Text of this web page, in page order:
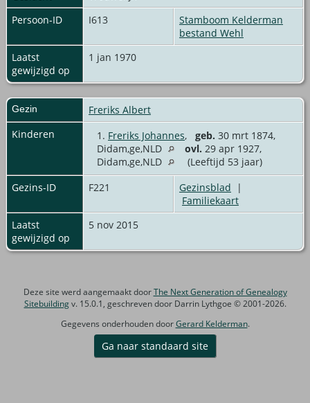
Persoon-ID
I613
Stamboom Kelderman
bestand Wehl
Laatst
gewijzigd op
1 jan 1970
Gezin
Freriks Albert
Kinderen
1. Freriks Johannes, geb. 30 mrt 1874,
Didam,ge,NLD
ovl. 29 apr 1927,
Didam,ge,NLD
(Leeftijd 53 jaar)
Gezins-ID
F221 Gezinsblad |
Familiekaart
Laatst
gewijzigd op
5 nov 2015
Deze site werd aangemaakt doorThe Next Generation of Genealogy
Sitebuildingv. 15.0.1, geschreven door Darrin Lythgoe © 2001-2026.
Gegevens onderhouden doorGerard Kelderman.
Ga naar standaard site